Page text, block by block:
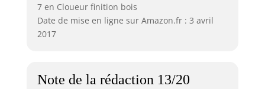
7 en Cloueur finition bois
Date de mise en ligne sur Amazon.fr : 3 avril
2017
Note de la rédaction 13/20